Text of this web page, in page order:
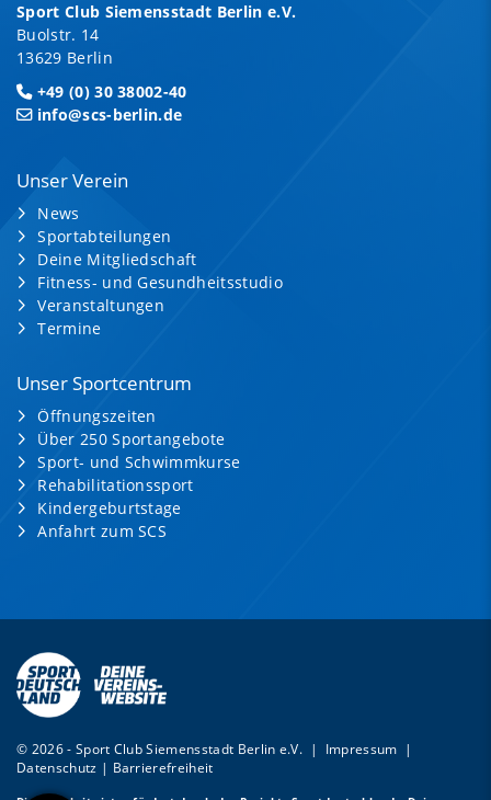
Sport Club Siemensstadt Berlin e.V.
Buolstr. 14
13629 Berlin
+49 (0) 30 38002-40
info@scs-berlin.de
Unser Verein
News
Sportabteilungen
Deine Mitgliedschaft
Fitness- und Gesundheitsstudio
Veranstaltungen
Termine
Unser Sportcentrum
Öffnungszeiten
Über 250 Sportangebote
Sport- und Schwimmkurse
Rehabilitationssport
Kindergeburtstage
Anfahrt zum SCS
© 2026 - Sport Club Siemensstadt Berlin e.V. | Impressum |
Datenschutz | Barrierefreiheit